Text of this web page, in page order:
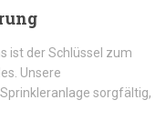
ist der Schlüssel zum
Unsere
sorgfältig,